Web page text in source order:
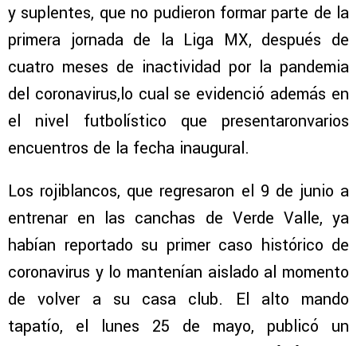
y suplentes, que no pudieron formar parte de la
primera jornada de la Liga MX, después de
cuatro meses de inactividad por la pandemia
del coronavirus,lo cual se evidenció además en
el nivel futbolístico que presentaronvarios
encuentros de la fecha inaugural.
Los rojiblancos, que regresaron el 9 de junio a
entrenar en las canchas de Verde Valle, ya
habían reportado su primer caso histórico de
coronavirus y lo mantenían aislado al momento
de volver a su casa club. El alto mando
tapatío, el lunes 25 de mayo, publicó un